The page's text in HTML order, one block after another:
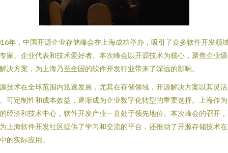
年，中国开源企业存储峰会在上海成功举办，吸引了众多软件开发领
家、企业代表和技术爱好者。本次峰会以开源技术为核心，聚焦企业
决方案，为上海乃至全国的软件开发行业带来了深远的影响。
技术在全球范围内迅速发展，尤其在存储领域，开源解决方案以其灵活
可定制性和成本效益，逐渐成为企业数字化转型的重要选择。上海作
经济和技术中心，软件开发产业一直处于领先地位。本次峰会的召开
上海软件开发社区提供了学习和交流的平台，还推动了开源存储技术
的实际应用。